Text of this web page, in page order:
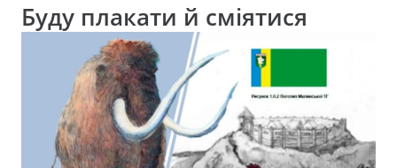
Буду плакати й сміятися